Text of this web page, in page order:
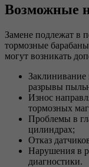
Возможные
Замене подлежат в
тормозные
могут возникать
Заклинивание
разрывы
Износ
тормозных
Проблемы в
цилиндрах;
Отказ
Нарушения в
диагностики.